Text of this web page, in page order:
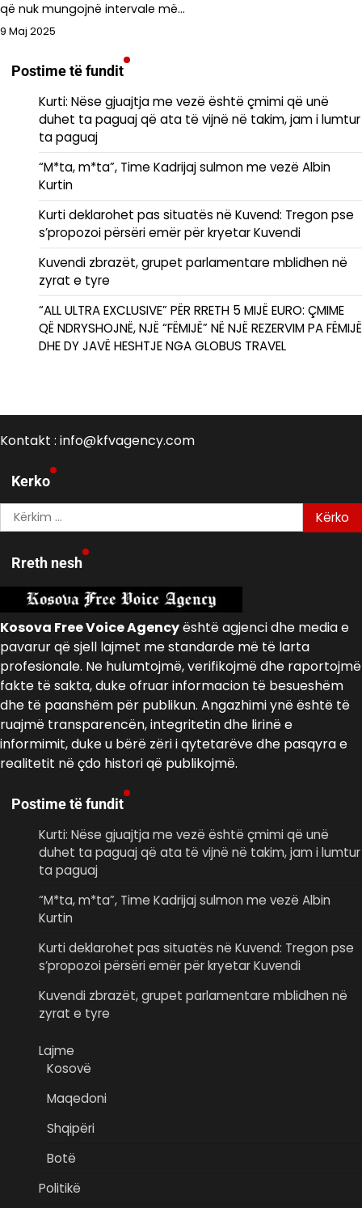
që nuk mungojnë intervale më…
9 Maj 2025
Postime të fundit
Kurti: Nëse gjuajtja me vezë është çmimi që unë
duhet ta paguaj që ata të vijnë në takim, jam i lumtur
ta paguaj
“M*ta, m*ta”, Time Kadrijaj sulmon me vezë Albin
Kurtin
Kurti deklarohet pas situatës në Kuvend: Tregon pse
s’propozoi përsëri emër për kryetar Kuvendi
Kuvendi zbrazët, grupet parlamentare mblidhen në
zyrat e tyre
“ALL ULTRA EXCLUSIVE” PËR RRETH 5 MIJË EURO: ÇMIME
QË NDRYSHOJNË, NJË “FËMIJË” NË NJË REZERVIM PA FËMIJË
DHE DY JAVË HESHTJE NGA GLOBUS TRAVEL
Kontakt : info@kfvagency.com
Kerko
Kërko
për:
Rreth nesh
Kosova Free Voice Agencyështë agjenci dhe media e
pavarur që sjell lajmet me standarde më të larta
profesionale. Ne hulumtojmë, verifikojmë dhe raportojmë
fakte të sakta, duke ofruar informacion të besueshëm
dhe të paanshëm për publikun. Angazhimi ynë është të
ruajmë transparencën, integritetin dhe lirinë e
informimit, duke u bërë zëri i qytetarëve dhe pasqyra e
realitetit në çdo histori që publikojmë.
Postime të fundit
Kurti: Nëse gjuajtja me vezë është çmimi që unë
duhet ta paguaj që ata të vijnë në takim, jam i lumtur
ta paguaj
“M*ta, m*ta”, Time Kadrijaj sulmon me vezë Albin
Kurtin
Kurti deklarohet pas situatës në Kuvend: Tregon pse
s’propozoi përsëri emër për kryetar Kuvendi
Kuvendi zbrazët, grupet parlamentare mblidhen në
zyrat e tyre
Lajme
Kosovë
Maqedoni
Shqipëri
Botë
Politikë